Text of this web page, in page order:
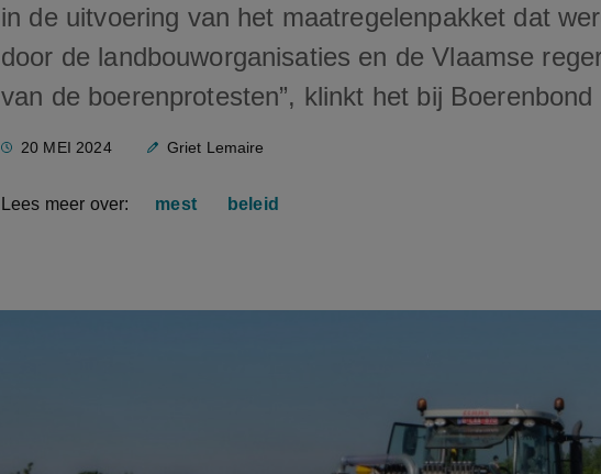
in de uitvoering van het maatregelenpakket dat
door de landbouworganisaties en de Vlaamse
van de boerenprotesten”, klinkt het bij Boerenbond
20 MEI 2024 Griet Lemaire
Lees meer over: mest beleid